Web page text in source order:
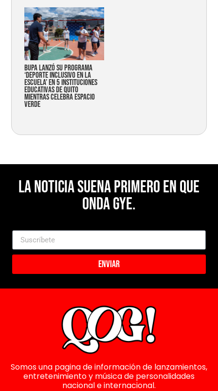
Bupa lanzó su programa
‘Deporte Inclusivo en la
Escuela’ en 5 instituciones
educativas de Quito
mientras celebra espacio
verde
La noticia suena primero en Que
Onda Gye.
Enviar
Somos una pagina de información de lanzamientos,
entretenimiento y música de personalidades
nacional e internacional.